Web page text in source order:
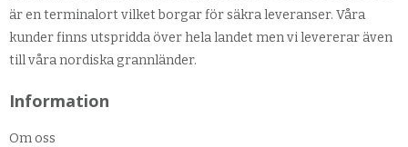
är en terminalort vilket borgar för säkra leveranser. Våra
kunder finns utspridda över hela landet men vi levererar även
till våra nordiska grannländer.
Information
Om oss